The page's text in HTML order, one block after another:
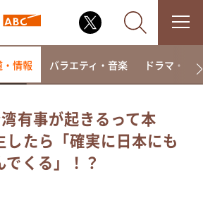
ぎるTV
けど・・・
・情報 バラエティ・音楽 ドラマ・映画
有事が起きるって本
たら「確実に日本にも
くる」！？